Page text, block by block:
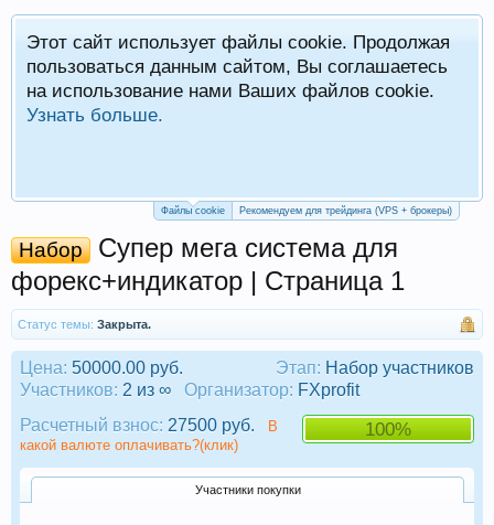
Этот сайт использует файлы cookie. Продолжая
пользоваться данным сайтом, Вы соглашаетесь
на использование нами Ваших файлов cookie.
Узнать больше.
Файлы cookie Рекомендуем для трейдинга (VPS + брокеры)
Набор
Супер мега система для
форекс+индикатор | Страница 1
Статус темы: Закрыта.
Этап: Набор участников
Цена: 50000.00 руб.
Участников: 2 из ∞ Организатор: FXprofit
100%
Расчетный взнос: 27500 руб.
В
какой валюте оплачивать?(клик)
Участники покупки